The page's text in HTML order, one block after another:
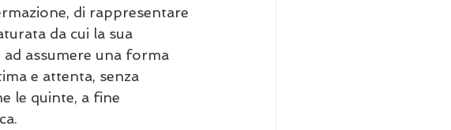
di rappresentare
da cui la sua
assumere una forma
e attenta, senza
le quinte, a fine